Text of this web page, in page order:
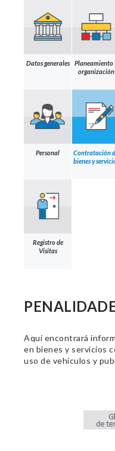
Datos generales
Planeamiento
organización
Personal
Contratación
bienes y
Registro de
Visitas
Aquí encontrará
en bienes y servicios
uso de vehículos y